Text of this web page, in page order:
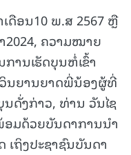
ດືອນ10 ພ.ສ 2567 ຫຼື
ຄວາມໝາຍ
ານເຮັດບຸນຫໍ່ເຂົ້າ
ນຍານຍາດພີ່ນ້ອງຜູ້ທີ່
ນດັ່ງກ່າວ, ທ່ານ ວັນໄຊ
ອມດ້ວຍບັນດາການນຳ
ເຖິງປະຊາຊົນບັນດາ